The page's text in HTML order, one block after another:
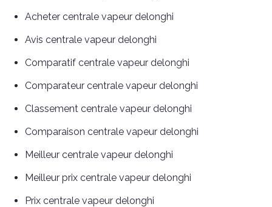
Acheter centrale vapeur delonghi
Avis centrale vapeur delonghi
Comparatif centrale vapeur delonghi
Comparateur centrale vapeur delonghi
Classement centrale vapeur delonghi
Comparaison centrale vapeur delonghi
Meilleur centrale vapeur delonghi
Meilleur prix centrale vapeur delonghi
Prix centrale vapeur delonghi